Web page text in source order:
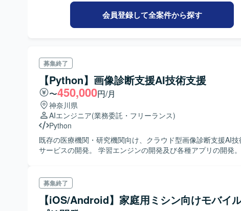
会員登録して全案件から探す
募集終了
【Python】画像診断支援AI技術支援
〜450,000円/月
神奈川県
AIエンジニア(業務委託・フリーランス)
Python
既存の医療機関・研究機関向け、クラウド型画像診断支援AI技
サービスの開発。 学習エンジンの開発及び各種アプリの開発。
募集終了
【iOS/Android】家庭用ミシン向けモバイ